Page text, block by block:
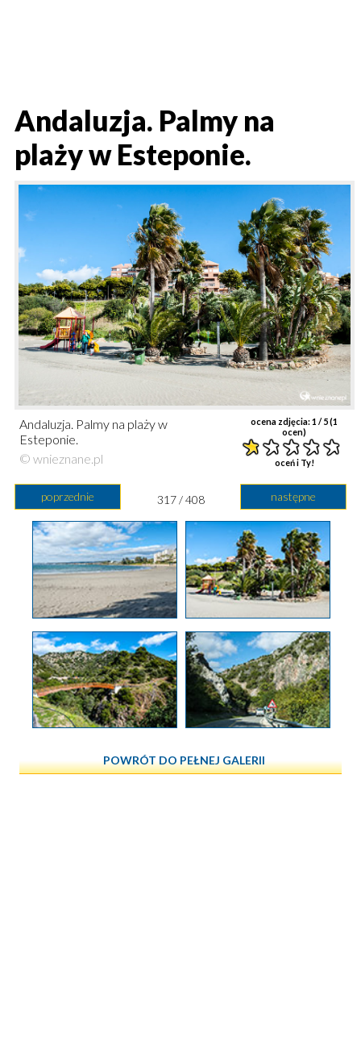
Andaluzja. Palmy na
plaży w Esteponie.
ocena zdjęcia:1 / 5 (1
ocen)
oceń i Ty!
Andaluzja. Palmy na plaży w
Esteponie.
© wnieznane.pl
poprzednie następne
317 / 408
POWRÓT DO PEŁNEJ GALERII